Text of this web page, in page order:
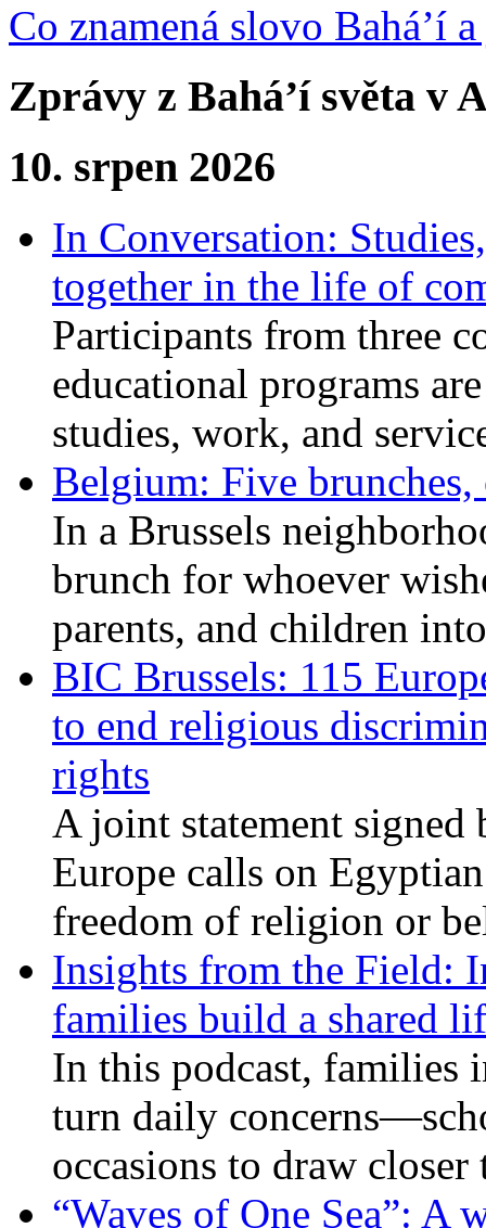
Co znamená slovo Bahá’í
Zprávy z Bahá’í světa v
10. srpen 2026
In Conversation:
together in the life of
Participants from three
educational programs
studies, work, and
Belgium: Five
In a Brussels
brunch for whoever
parents, and children
BIC Brussels: 115
to end religious
rights
A joint statement signed
Europe calls on
freedom of religion or
Insights from the Field:
families build a shared
In this podcast, families
turn daily
occasions to draw
“Waves of One Sea”: